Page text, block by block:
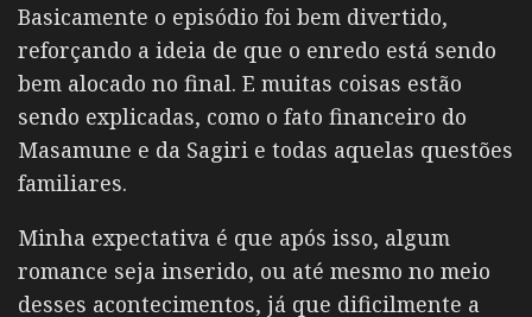
Basicamente o episódio foi bem divertido,
reforçando a ideia de que o enredo está sendo
bem alocado no final. E muitas coisas estão
sendo explicadas, como o fato financeiro do
Masamune e da Sagiri e todas aquelas questões
familiares.
Minha expectativa é que após isso, algum
romance seja inserido, ou até mesmo no meio
desses acontecimentos, já que dificilmente a